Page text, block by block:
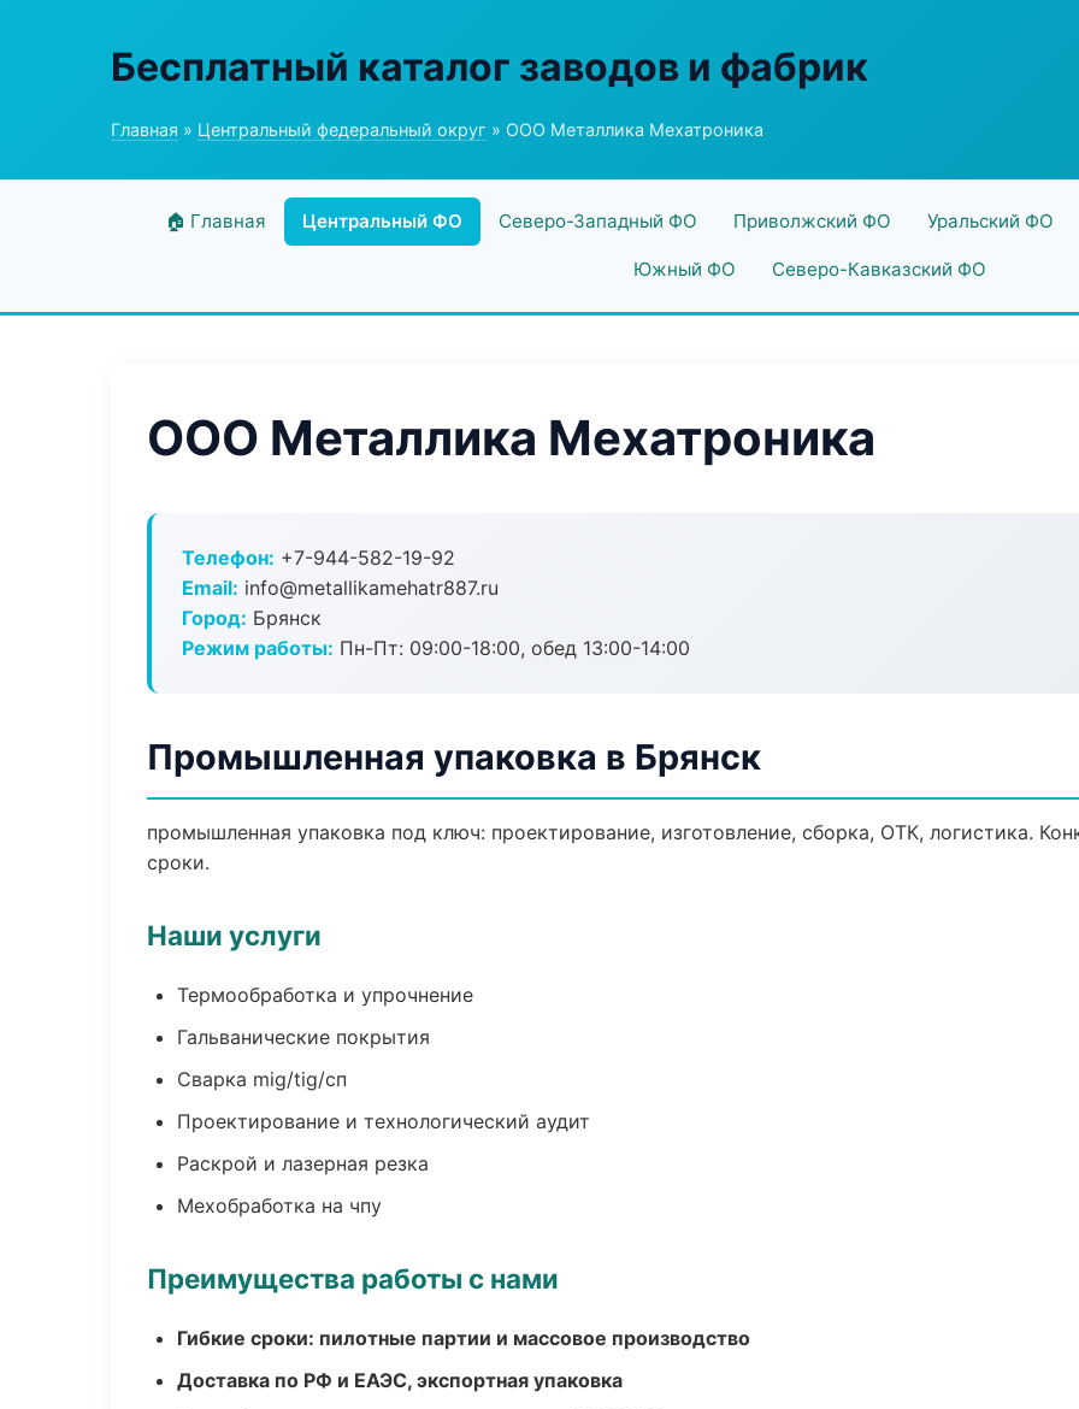
Бесплатный каталог заводов и фабрик
Главная » Центральный федеральный округ » ООО Металлика Мехатроника
🏠 Главная Центральный ФО Северо-Западный ФО Приволжский ФО Уральский ФО
Южный ФО Северо-Кавказский ФО
ООО Металлика Мехатроника
Телефон: +7-944-582-19-92
Email: info@metallikamehatr887.ru
Город: Брянск
Режим работы: Пн-Пт: 09:00-18:00, обед 13:00-14:00
Промышленная упаковка в Брянск
промышленная упаковка под ключ: проектирование, изготовление, сборка, ОТК, логистика.
сроки.
Наши услуги
Термообработка и упрочнение
Гальванические покрытия
Сварка mig/tig/сп
Проектирование и технологический аудит
Раскрой и лазерная резка
Мехобработка на чпу
Преимущества работы с нами
Гибкие сроки: пилотные партии и массовое производство
Доставка по РФ и ЕАЭС, экспортная упаковка